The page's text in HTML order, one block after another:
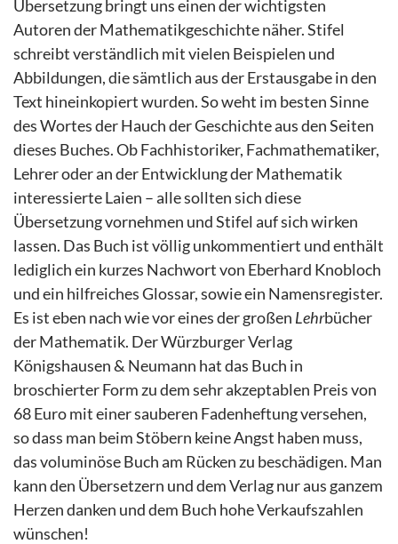
Übersetzung bringt uns einen der wichtigsten
Autoren der Mathematikgeschichte näher. Stifel
schreibt verständlich mit vielen Beispielen und
Abbildungen, die sämtlich aus der Erstausgabe in den
Text hineinkopiert wurden. So weht im besten Sinne
des Wortes der Hauch der Geschichte aus den Seiten
dieses Buches. Ob Fachhistoriker, Fachmathematiker,
Lehrer oder an der Entwicklung der Mathematik
interessierte Laien – alle sollten sich diese
Übersetzung vornehmen und Stifel auf sich wirken
lassen. Das Buch ist völlig unkommentiert und enthält
lediglich ein kurzes Nachwort von Eberhard Knobloch
und ein hilfreiches Glossar, sowie ein Namensregister.
Es ist eben nach wie vor eines der großen Lehrbücher
der Mathematik. Der Würzburger Verlag
Königshausen & Neumann hat das Buch in
broschierter Form zu dem sehr akzeptablen Preis von
68 Euro mit einer sauberen Fadenheftung versehen,
so dass man beim Stöbern keine Angst haben muss,
das voluminöse Buch am Rücken zu beschädigen. Man
kann den Übersetzern und dem Verlag nur aus ganzem
Herzen danken und dem Buch hohe Verkaufszahlen
wünschen!